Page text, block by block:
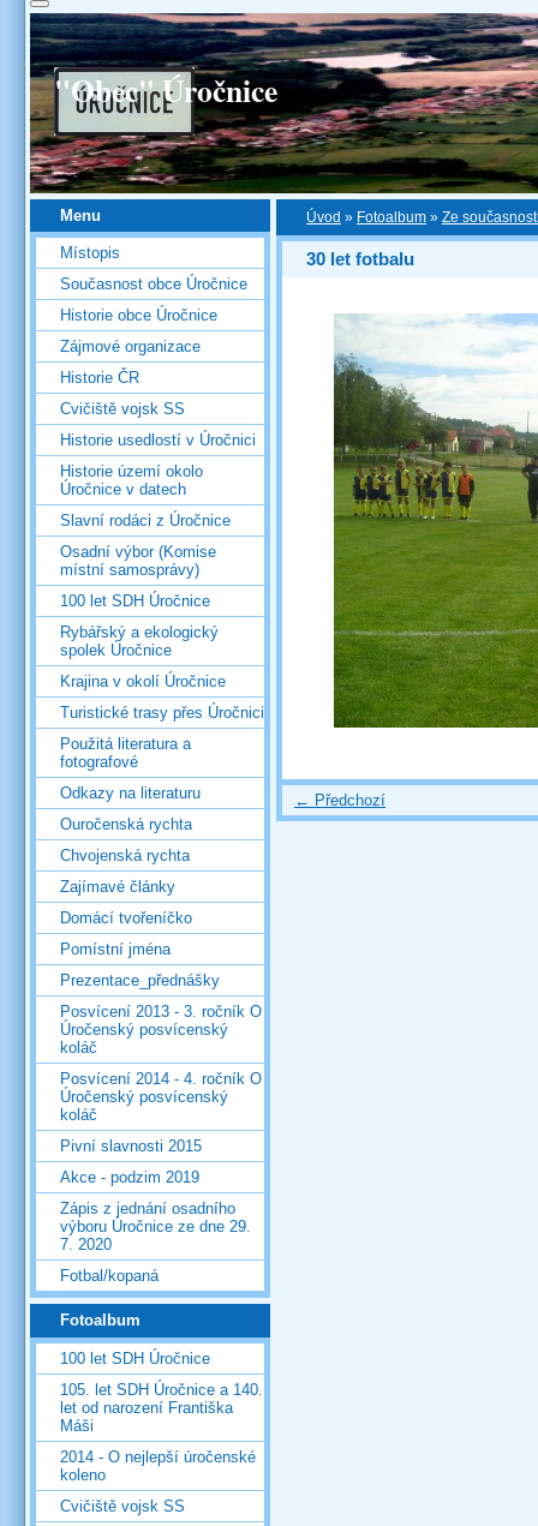
"Obec" Úročnice
Úvod » Fotoalbum » Ze
30 let fotbalu
← Předchozí
Menu
Místopis
Současnost obce Úročnice
Historie obce Úročnice
Zájmové organizace
Historie ČR
Cvičiště vojsk SS
Historie usedlostí v Úročnici
Historie území okolo
Úročnice v datech
Slavní rodáci z Úročnice
Osadní výbor (Komise
místní samosprávy)
100 let SDH Úročnice
Rybářský a ekologický
spolek Úročnice
Krajina v okolí Úročnice
Turistické trasy přes Úročnici
Použitá literatura a
fotografové
Odkazy na literaturu
Ouročenská rychta
Chvojenská rychta
Zajímavé články
Domácí tvořeníčko
Pomístní jména
Prezentace_přednášky
Posvícení 2013 - 3. ročník O
Úročenský posvícenský
koláč
Posvícení 2014 - 4. ročník O
Úročenský posvícenský
koláč
Pivní slavnosti 2015
Akce - podzim 2019
Zápis z jednání osadního
výboru Úročnice ze dne 29.
7. 2020
Fotbal/kopaná
Fotoalbum
100 let SDH Úročnice
105. let SDH Úročnice a 140.
let od narození Františka
Máši
2014 - O nejlepší úročenské
koleno
Cvičiště vojsk SS